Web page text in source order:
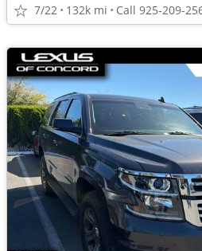
7/22 132k mi Call 925-209-